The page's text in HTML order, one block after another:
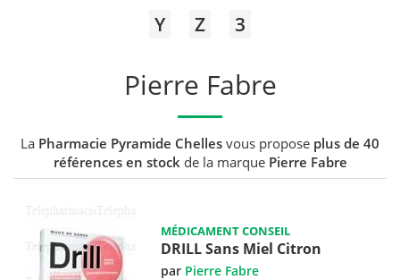
Y
Z 3
Pierre Fabre
La Pharmacie Pyramide Chelles vous propose plus de 40
références en stock de la marque Pierre Fabre
MÉDICAMENT CONSEIL
DRILL Sans Miel Citron
par Pierre Fabre